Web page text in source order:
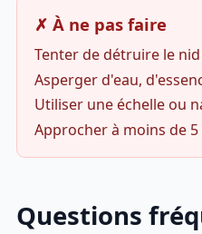
✗ À ne pas faire
Tenter de détruire le
Asperger d'eau,
Utiliser une échelle ou
Approcher à moins de 5
Questions